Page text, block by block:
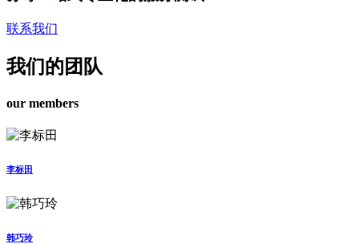
联系我们
我们的团队
our members
李标田
韩巧玲